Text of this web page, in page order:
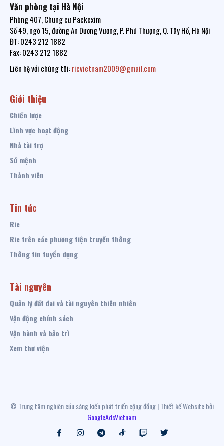
Văn phòng tại Hà Nội
Phòng 407, Chung cư Packexim
Số 49, ngõ 15, đường An Dương Vương, P. Phú Thượng, Q. Tây Hồ, Hà Nội
ĐT: 0243 212 1882
Fax: 0243 212 1882
Liên hệ với chúng tôi:ricvietnam2009@gmail.com
Giới thiệu
Chiến lược
Lĩnh vực hoạt động
Nhà tài trợ
Sứ mệnh
Thành viên
Tin tức
Ric
Ric trên các phương tiện truyền thông
Thông tin tuyển dụng
Tài nguyên
Quản lý đất đai và tài nguyên thiên nhiên
Vận động chính sách
Vận hành và bảo trì
Xem thư viện
© Trung tâm nghiên cứu sáng kiến phát triển cộng đồng | Thiết kế Website bởi
GoogleAdsVietnam